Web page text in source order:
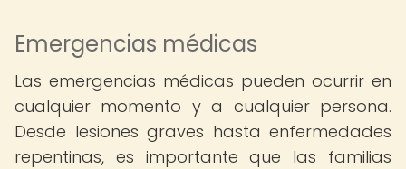
Emergencias médicas
Las emergencias médicas pueden ocurrir en
cualquier momento y a cualquier persona.
Desde lesiones graves hasta enfermedades
repentinas, es importante que las familias